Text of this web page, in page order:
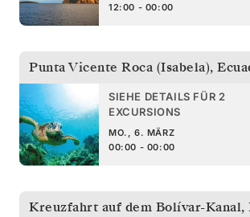
12:00 - 00:00
Punta Vicente Roca (Isabela),
SIEHE DETAILS FÜR 2
EXCURSIONS
MO., 6. MÄRZ
00:00 - 00:00
Kreuzfahrt auf dem Bolívar-Kanal,